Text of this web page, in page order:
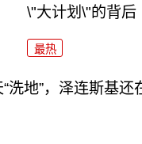
\"大计划\"的背后
最热
洗地”，泽连斯基还